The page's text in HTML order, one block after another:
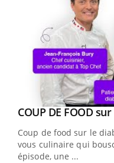
Youtube
COUP DE FOOD
Coup de food sur le
vous culinaire qui
épisode, une ...